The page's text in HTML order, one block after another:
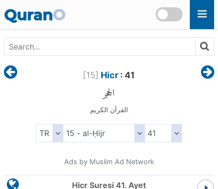
QuranO
[15] Hicr : 41
الحجر
القرآن الكريم
Ads by Muslim Ad Network
Hicr Suresi 41. Ayet